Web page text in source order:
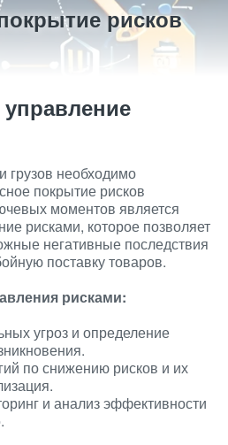
рисков
грузов необходимо
покрытие рисков
моментов является
рисками, которое позволяет
негативные последствия
поставку товаров.
рисками:
угроз и определение
по снижению рисков и их
и анализ эффективности